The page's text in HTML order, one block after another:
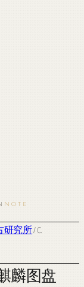
NOTE
研究所/ C.
麟图盘